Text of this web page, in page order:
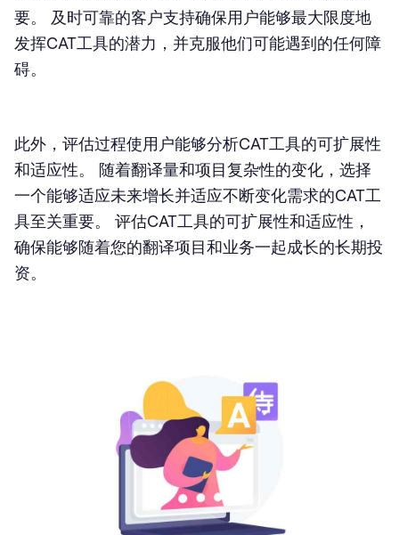
要。 及时可靠的客户支持确保用户能够最大限度地
发挥CAT工具的潜力，并克服他们可能遇到的任何障
碍。
此外，评估过程使用户能够分析CAT工具的可扩展性
和适应性。 随着翻译量和项目复杂性的变化，选择
一个能够适应未来增长并适应不断变化需求的CAT工
具至关重要。 评估CAT工具的可扩展性和适应性，
确保能够随着您的翻译项目和业务一起成长的长期投
资。